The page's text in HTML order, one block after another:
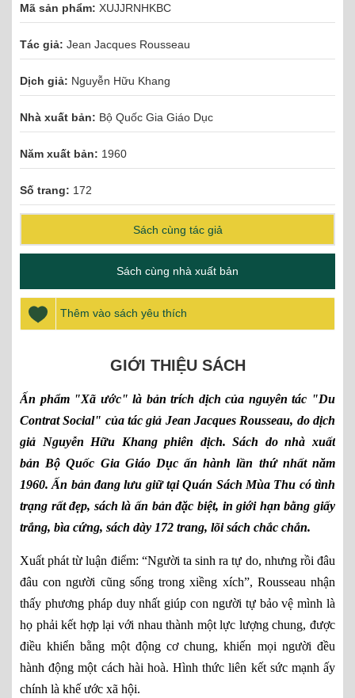
Mã sản phẩm: XUJJRNHKBC
Tác giả: Jean Jacques Rousseau
Dịch giả: Nguyễn Hữu Khang
Nhà xuất bản: Bộ Quốc Gia Giáo Dục
Năm xuất bản: 1960
Số trang: 172
Sách cùng tác giả
Sách cùng nhà xuất bản
Thêm vào sách yêu thích
GIỚI THIỆU SÁCH
Ấn phẩm "Xã ước" là bản trích dịch của nguyên tác "Du
Contrat Social" của tác giả Jean Jacques Rousseau, do dịch
giả Nguyễn Hữu Khang phiên dịch. Sách do nhà xuất
bản Bộ Quốc Gia Giáo Dục ấn hành lần thứ nhất năm
1960. Ấn bản đang lưu giữ tại Quán Sách Mùa Thu có tình
trạng rất đẹp, sách là ấn bản đặc biệt, in giới hạn bằng giấy
trắng, bìa cứng, sách dày 172 trang, lõi sách chắc chắn.
Xuất phát từ luận điểm: “Người ta sinh ra tự do, nhưng rồi đâu
đâu con người cũng sống trong xiềng xích”, Rousseau nhận
thấy phương pháp duy nhất giúp con người tự bảo vệ mình là
họ phải kết hợp lại với nhau thành một lực lượng chung, được
điều khiển bằng một động cơ chung, khiến mọi người đều
hành động một cách hài hoà. Hình thức liên kết sức mạnh ấy
chính là khế ước xã hội.